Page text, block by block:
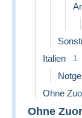
Italien 1
Ohne
Ohne